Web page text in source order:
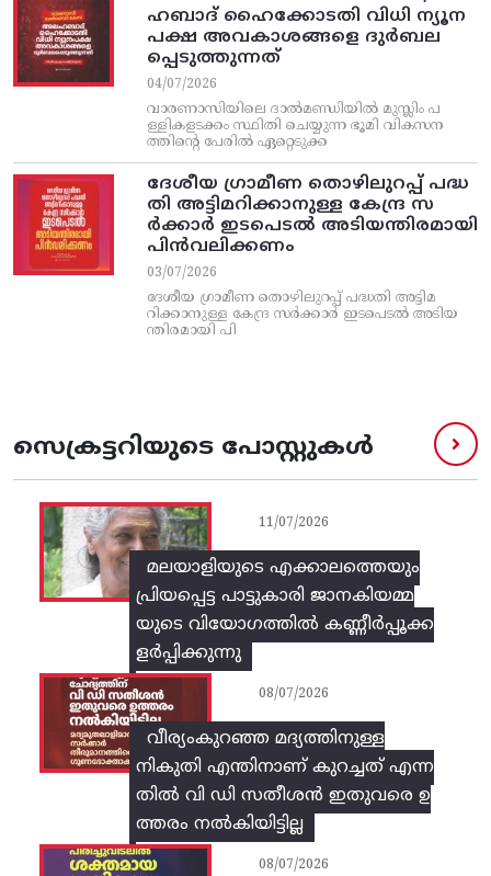
ഹബാദ് ഹൈക്കോടതി വിധി ന്യൂന
പക്ഷ അവകാശങ്ങളെ ദുർബല
പ്പെടുത്തുന്നത്
04/07/2026
വാരണാസിയിലെ ദാൽമണ്ഡിയിൽ മുസ്ലിം പ
ള്ളികളടക്കം സ്ഥിതി ചെയ്യുന്ന ഭൂമി വികസന
ത്തിന്റെ പേരിൽ ഏറ്റെടുക്ക
ദേശീയ ഗ്രാമീണ തൊഴിലുറപ്പ്‌ പദ്ധ
തി അട്ടിമറിക്കാനുള്ള കേന്ദ്ര സ
ര്‍ക്കാര്‍ ഇടപെടല്‍ അടിയന്തിരമായി
പിന്‍വലിക്കണം
03/07/2026
ദേശീയ ഗ്രാമീണ തൊഴിലുറപ്പ്‌ പദ്ധതി അട്ടിമ
റിക്കാനുള്ള കേന്ദ്ര സര്‍ക്കാര്‍ ഇടപെടല്‍ അടിയ
ന്തിരമായി പി
സെക്രട്ടറിയുടെ പോസ്റ്റുകൾ
മലയാളിയുടെ എക്കാലത്തെയും
പ്രിയപ്പെട്ട പാട്ടുകാരി ജാനകിയമ്മ
യുടെ വിയോഗത്തിൽ കണ്ണീർപ്പൂക്ക
ളർപ്പിക്കുന്നു
11/07/2026
വീര്യംകുറഞ്ഞ മദ്യത്തിനുള്ള
നികുതി എന്തിനാണ് കുറച്ചത് എന്ന
തിൽ വി ഡി സതീശൻ ഇതുവരെ ഉ
ത്തരം നൽകിയിട്ടില്ല
08/07/2026
08/07/2026